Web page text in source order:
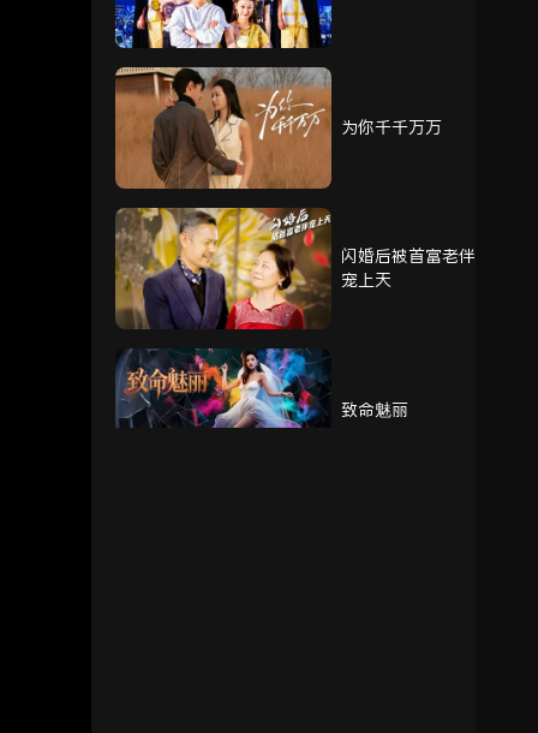
97 98 99
100
为你千千万万
闪婚后被首富老伴
宠上天
致命魅丽